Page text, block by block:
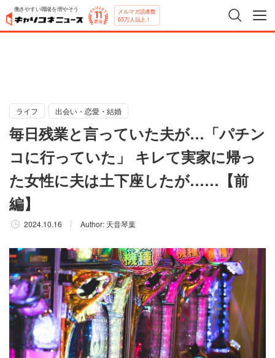
働きやすい職場を増やそう メルマガ読者数
65万人以上！
ライフ 出会い・恋愛・結婚
毎日残業と言っていた夫が…「パチン
コに行っていた」 キレて実家に帰っ
た女性に夫は土下座したが……【前
編】
2024.10.16 Author: 天音琴葉